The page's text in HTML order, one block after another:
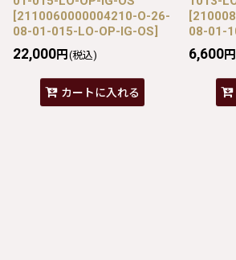
[2110060000004210-O-26-
08-01-015-LO-OP-IG-OS]
22,000円 (税込)
カートに入れる
[
08-01-
6,600円